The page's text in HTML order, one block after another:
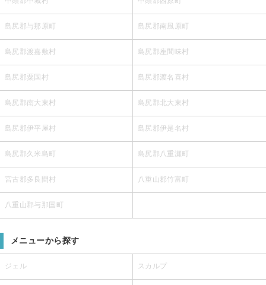
島尻郡与那原町 島尻郡南風原町
島尻郡渡嘉敷村 島尻郡座間味村
島尻郡粟国村 島尻郡渡名喜村
島尻郡南大東村 島尻郡北大東村
島尻郡伊平屋村 島尻郡伊是名村
島尻郡久米島町 島尻郡八重瀬町
宮古郡多良間村 八重山郡竹富町
八重山郡与那国町
メニューから探す
ジェル スカルプ